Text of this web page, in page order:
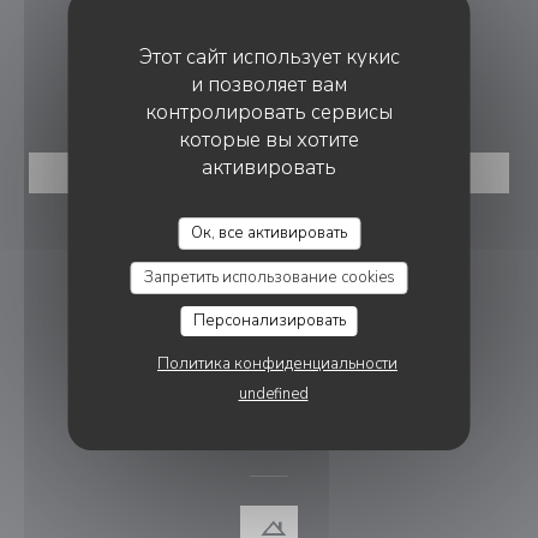
Этот сайт использует кукис
и позволяет вам
контролировать сервисы
которые вы хотите
активировать
Ок, все активировать
Запретить использование cookies
Персонализировать
Политика конфиденциальности
undefined
БРОНИРОВАНИЕ
ЗАБРОНИРОВАТЬ СТОЛИК
ПРИСОЕДИНЯЙТЕСЬ К НАМ
Facebook ((открывается в новом
Instagram ((открывается в
НОВОСТНАЯ РАССЫЛКА
PIAZZA RISTORANTE